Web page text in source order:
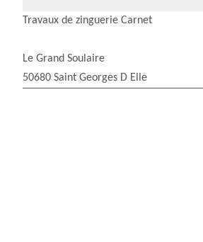
Travaux de zinguerie Carnet
Le Grand Soulaire
50680 Saint Georges D Elle